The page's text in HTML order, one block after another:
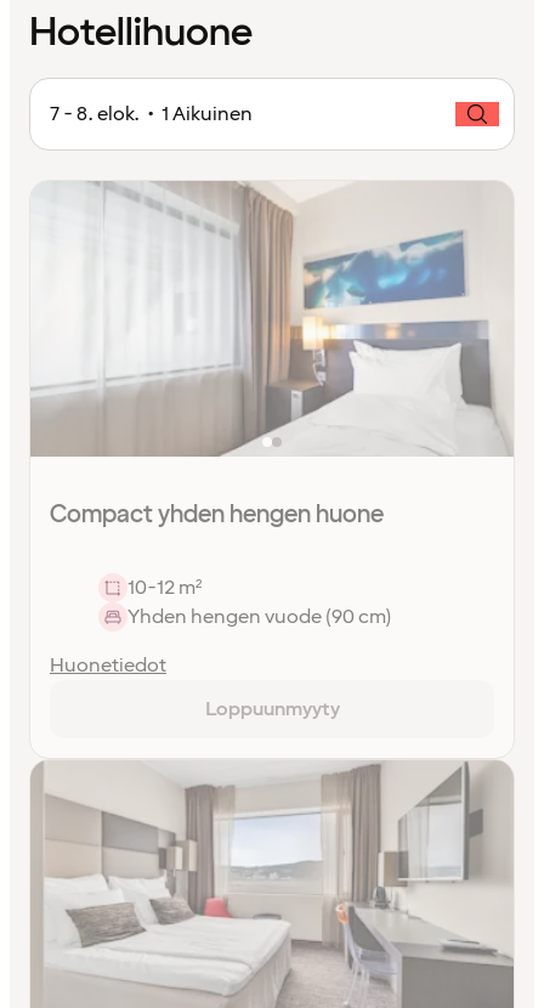
Hotellihuone
7 - 8. elok. • 1 Aikuinen
Compact yhden hengen huone
10-12 m²
Yhden hengen vuode (90 cm)
Huonetiedot
Loppuunmyyty